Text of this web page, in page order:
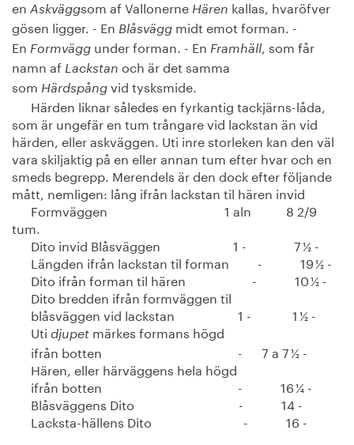
en Askväggsom af Vallonerne Hären kallas, hvaröfver
gösen ligger. - En Blåsvägg midt emot forman. -
En Formvägg under forman. - En Framhäll, som får
namn af Lackstan och är det samma
som Härdspång vid tysksmide.
Härden liknar således en fyrkantig tackjärns-låda,
som är ungefär en tum trångare vid lackstan än vid
härden, eller askväggen. Uti inre storleken kan den väl
vara skiljaktig på en eller annan tum efter hvar och en
smeds begrepp. Merendels är den dock efter följande
mått, nemligen: lång ifrån lackstan til hären invid
Formväggen 1 aln 8 2/9
tum.
Dito invid Blåsväggen 1 - 7 ½ -
Längden ifrån lackstan til forman - 19 ½ -
Dito ifrån forman til hären - 10 ½ -
Dito bredden ifrån formväggen til
blåsväggen vid lackstan 1 - 1 ½ -
Uti djupet märkes formans högd
ifrån botten - 7 a 7 ½ -
Hären, eller härväggens hela högd
ifrån botten - 16 ¼ -
Blåsväggens Dito - 14 -
Lacksta-hällens Dito - 16 -